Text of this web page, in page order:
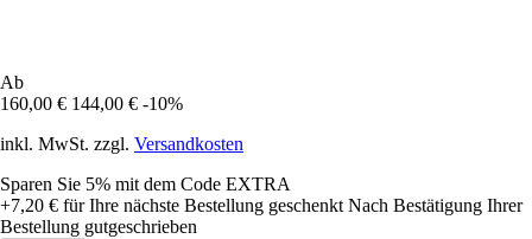
Ab
160,00 € 144,00 € -10%
inkl. MwSt. zzgl. Versandkosten
Sparen Sie 5% mit dem Code EXTRA
+7,20 € für Ihre nächste Bestellung geschenkt Nach Bestätigung Ihrer
Bestellung gutgeschrieben